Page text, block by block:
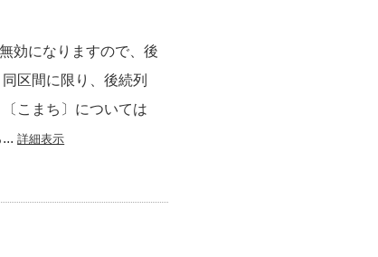
効になりますので、後
区間に限り、後続列
こまち〕については
...詳細表示